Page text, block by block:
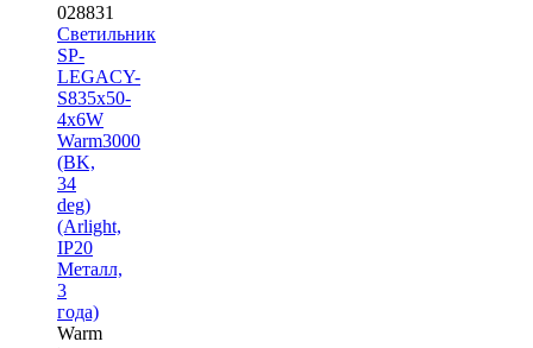
028831
Светильник
SP-
LEGACY-
S835x50-
4x6W
Warm3000
(BK,
34
deg)
(Arlight,
IP20
Металл,
3
года)
Warm